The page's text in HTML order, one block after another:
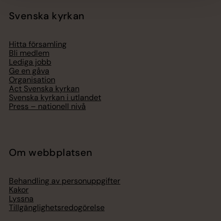
Svenska kyrkan
Hitta församling
Bli medlem
Lediga jobb
Ge en gåva
Organisation
Act Svenska kyrkan
Svenska kyrkan i utlandet
Press – nationell nivå
Om webbplatsen
Behandling av personuppgifter
Kakor
Lyssna
Tillgänglighetsredogörelse